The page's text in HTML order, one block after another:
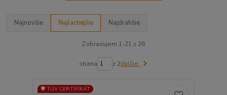
Najnovšie Najlacnejšie Najdrahšie
Zobrazujem 1-21 z 26
strana z 2ďalšie
🛡️ TÜV CERTIFIKÁT